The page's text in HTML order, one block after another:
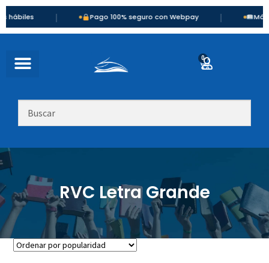
Pago 100% seguro con Webpay Más de
0
RVC Letra Grande